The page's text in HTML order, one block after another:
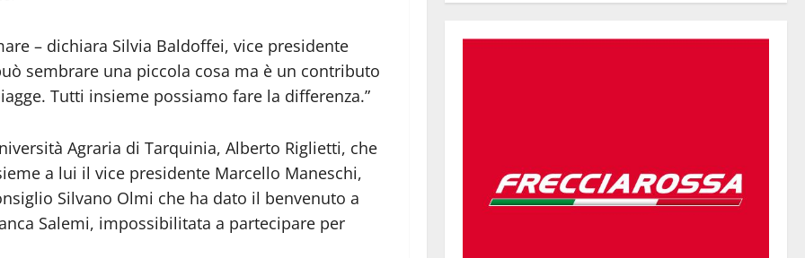
– dichiara Silvia Baldoffei, vice presidente
sembrare una piccola cosa ma è un contributo
Tutti insieme possiamo fare la differenza.”
Agraria di Tarquinia, Alberto Riglietti, che
a lui il vice presidente Marcello Maneschi,
Silvano Olmi che ha dato il benvenuto a
Salemi, impossibilitata a partecipare per